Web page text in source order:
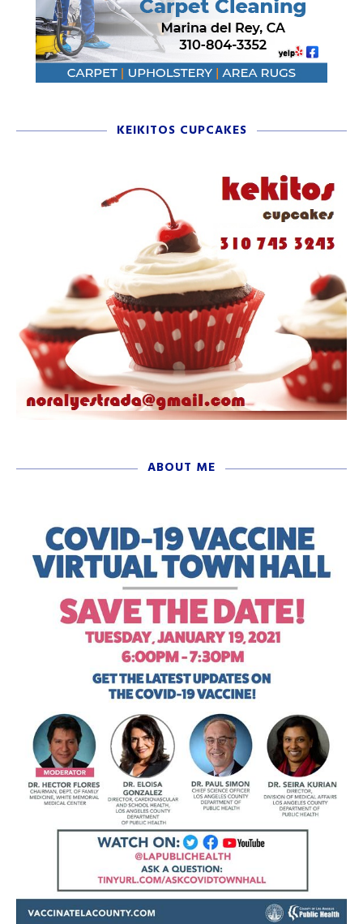
KEIKITOS CUPCAKES
ABOUT ME